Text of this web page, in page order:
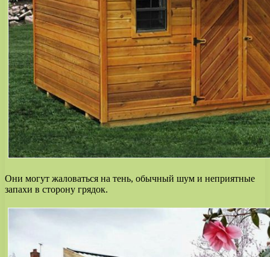
Они могут жаловаться на тень, обычный шум и неприятные
запахи в сторону грядок.